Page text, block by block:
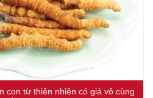
con từ thiên nhiên có giá vô cùng